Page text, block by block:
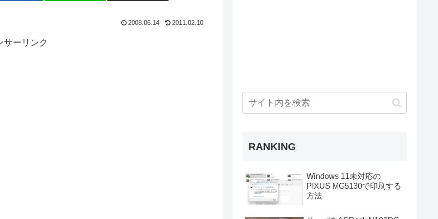
2008.06.14 2011.02.10
サーリンク
RANKING
Windows 11未対応の
PIXUS MG5130で印刷する
方法